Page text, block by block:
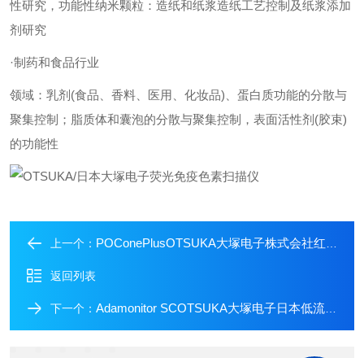
性研究，功能性纳米颗粒：造纸和纸浆造纸工艺控制及纸浆添加
剂研究
·制药和食品行业
领域：乳剂(食品、香料、医用、化妆品)、蛋白质功能的分散与
聚集控制；脂质体和囊泡的分散与聚集控制，表面活性剂(胶束)
的功能性
上一个： POConePlusOTSUKA大塚电子株式会社红外光谱分析仪
返回列表
下一个： Adamonitor SCOTSUKA大塚电子日本低流量血细胞移除装置